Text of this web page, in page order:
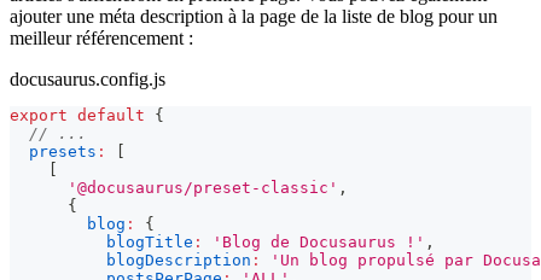
ajouter une méta description à la page de la liste de blog pour un
meilleur référencement :
docusaurus.config.js
export default
{
// ...
presets :
'@docusaurus/preset-classic' ,
{
blog :
{
blogTitle : 'Blog de Docusaurus !' ,
blogDescription :
'Un blog propulsé par